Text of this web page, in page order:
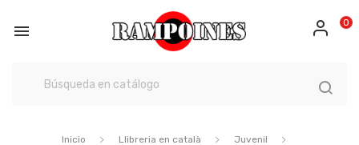
 0
Inicio Llibreria en català
Juvenil